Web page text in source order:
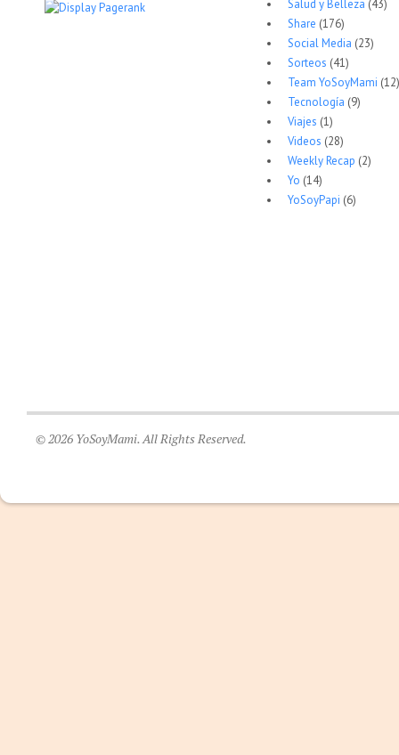
Salud y Belleza (43)
Share (176)
Social Media (23)
Sorteos (41)
Team YoSoyMami (12)
Tecnología (9)
Viajes (1)
Videos (28)
Weekly Recap (2)
Yo (14)
YoSoyPapi (6)
© 2026 YoSoyMami. All Rights Reserved.